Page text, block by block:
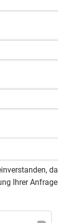
Ihrer